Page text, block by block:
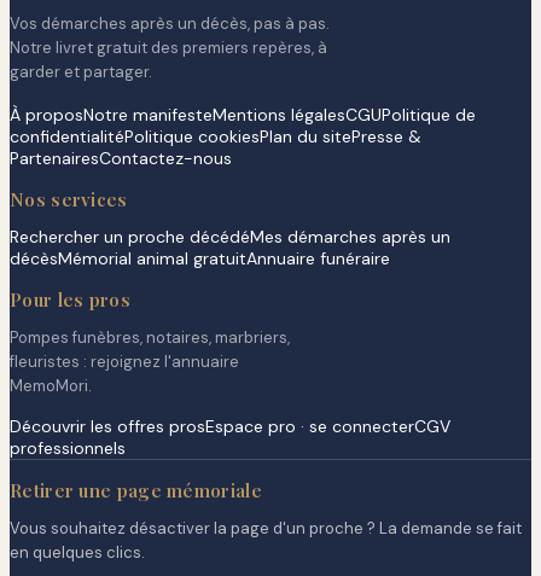
Vos démarches après un décès, pas à pas.
Notre livret gratuit des premiers repères, à
garder et partager.
À proposNotre manifesteMentions légalesCGUPolitique de
confidentialitéPolitique cookiesPlan du sitePresse &
PartenairesContactez-nous
Nos services
Rechercher un proche décédéMes démarches après un
décèsMémorial animal gratuitAnnuaire funéraire
Pour les pros
Pompes funèbres, notaires, marbriers,
fleuristes : rejoignez l'annuaire
MemoMori.
Découvrir les offres prosEspace pro · se connecterCGV
professionnels
Retirer une page mémoriale
Vous souhaitez désactiver la page d'un proche ? La demande se fait
en quelques clics.